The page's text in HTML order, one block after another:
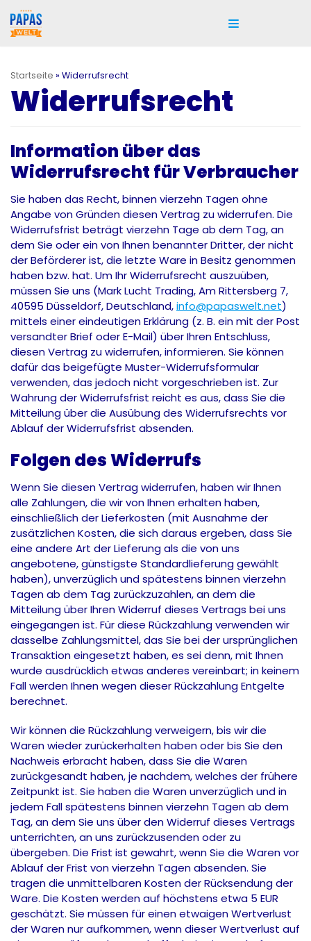
Zum
Inhalt
Startseite » Widerrufsrecht
Widerrufsrecht
Information über das
Widerrufsrecht für Verbraucher
Sie haben das Recht, binnen vierzehn Tagen ohne
Angabe von Gründen diesen Vertrag zu widerrufen. Die
Widerrufsfrist beträgt vierzehn Tage ab dem Tag, an
dem Sie oder ein von Ihnen benannter Dritter, der nicht
der Beförderer ist, die letzte Ware in Besitz genommen
haben bzw. hat. Um Ihr Widerrufsrecht auszuüben,
müssen Sie uns (Mark Lucht Trading, Am Rittersberg 7,
40595 Düsseldorf, Deutschland,info@papaswelt.net)
mittels einer eindeutigen Erklärung (z. B. ein mit der Post
versandter Brief oder E-Mail) über Ihren Entschluss,
diesen Vertrag zu widerrufen, informieren. Sie können
dafür das beigefügte Muster-Widerrufsformular
verwenden, das jedoch nicht vorgeschrieben ist. Zur
Wahrung der Widerrufsfrist reicht es aus, dass Sie die
Mitteilung über die Ausübung des Widerrufsrechts vor
Ablauf der Widerrufsfrist absenden.
Folgen des Widerrufs
Wenn Sie diesen Vertrag widerrufen, haben wir Ihnen
alle Zahlungen, die wir von Ihnen erhalten haben,
einschließlich der Lieferkosten (mit Ausnahme der
zusätzlichen Kosten, die sich daraus ergeben, dass Sie
eine andere Art der Lieferung als die von uns
angebotene, günstigste Standardlieferung gewählt
haben), unverzüglich und spätestens binnen vierzehn
Tagen ab dem Tag zurückzuzahlen, an dem die
Mitteilung über Ihren Widerruf dieses Vertrags bei uns
eingegangen ist. Für diese Rückzahlung verwenden wir
dasselbe Zahlungsmittel, das Sie bei der ursprünglichen
Transaktion eingesetzt haben, es sei denn, mit Ihnen
wurde ausdrücklich etwas anderes vereinbart; in keinem
Fall werden Ihnen wegen dieser Rückzahlung Entgelte
berechnet.
Wir können die Rückzahlung verweigern, bis wir die
Waren wieder zurückerhalten haben oder bis Sie den
Nachweis erbracht haben, dass Sie die Waren
zurückgesandt haben, je nachdem, welches der frühere
Zeitpunkt ist. Sie haben die Waren unverzüglich und in
jedem Fall spätestens binnen vierzehn Tagen ab dem
Tag, an dem Sie uns über den Widerruf dieses Vertrags
unterrichten, an uns zurückzusenden oder zu
übergeben. Die Frist ist gewahrt, wenn Sie die Waren vor
Ablauf der Frist von vierzehn Tagen absenden. Sie
tragen die unmittelbaren Kosten der Rücksendung der
Ware. Die Kosten werden auf höchstens etwa 5 EUR
geschätzt. Sie müssen für einen etwaigen Wertverlust
der Waren nur aufkommen, wenn dieser Wertverlust auf